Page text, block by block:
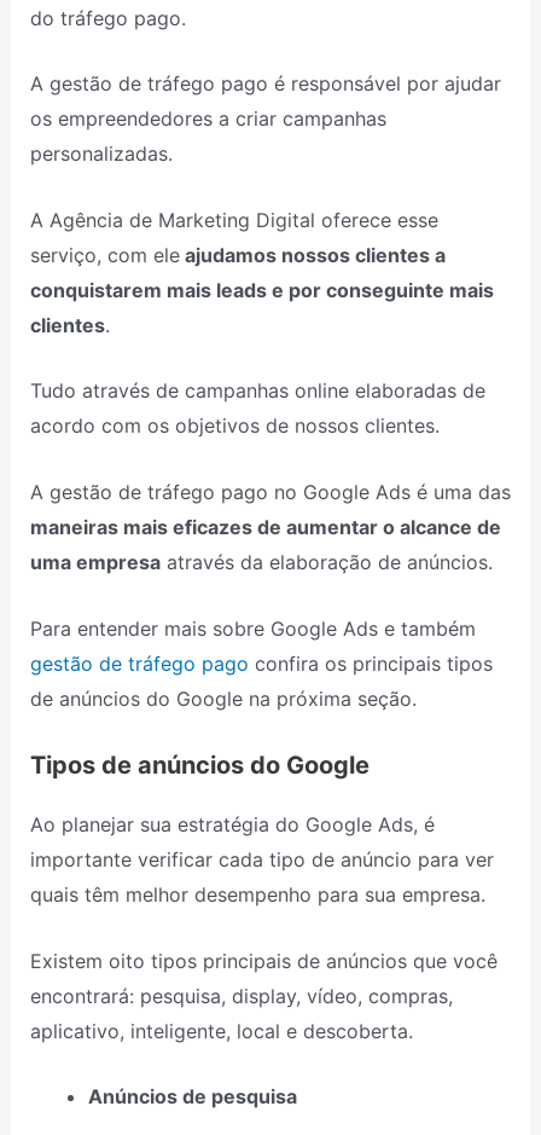
do tráfego pago.
A gestão de tráfego pago é responsável por ajudar
os empreendedores a criar campanhas
personalizadas.
A Agência de Marketing Digital oferece esse
serviço, com eleajudamos nossos clientes a
conquistarem mais leads e por conseguinte mais
clientes.
Tudo através de campanhas online elaboradas de
acordo com os objetivos de nossos clientes.
A gestão de tráfego pago no Google Ads é uma das
maneiras mais eficazes de aumentar o alcance de
uma empresaatravés da elaboração de anúncios.
Para entender mais sobre Google Ads e também
gestão de tráfego pago confira os principais tipos
de anúncios do Google na próxima seção.
Tipos de anúncios do Google
Ao planejar sua estratégia do Google Ads, é
importante verificar cada tipo de anúncio para ver
quais têm melhor desempenho para sua empresa.
Existem oito tipos principais de anúncios que você
encontrará: pesquisa, display, vídeo, compras,
aplicativo, inteligente, local e descoberta.
Anúncios de pesquisa